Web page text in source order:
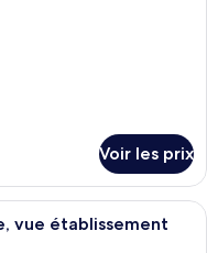
Voir les prix
d’hôtel avec deux lits
vue établissement